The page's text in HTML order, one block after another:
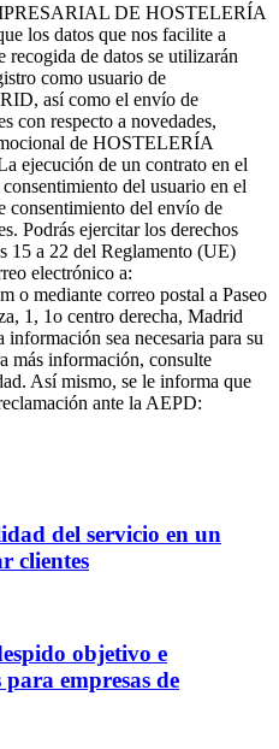
DE HOSTELERÍA
los datos que nos facilite a
recogida de datos se utilizarán
como usuario de
así como el envío de
con respecto a novedades,
de HOSTELERÍA
ejecución de un contrato en el
del usuario en el
consentimiento del envío de
Podrás ejercitar los derechos
15 a 22 del Reglamento (UE)
electrónico a:
o mediante correo postal a Paseo
1, 1o centro derecha, Madrid
información sea necesaria para su
más información, consulte
Así mismo, se le informa que
ante la AEPD:
del servicio en un
clientes
objetivo e
empresas de